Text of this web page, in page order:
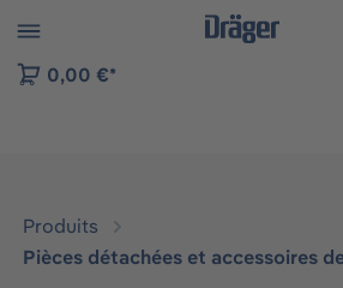
to B2B platform navigation
0,00 €*
Produits
Pièces détachées et accessoires